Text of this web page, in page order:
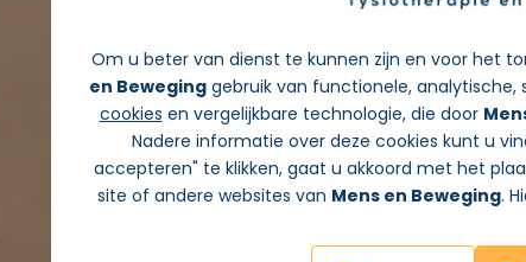
Om u beter van dienst te kunnen zijn en voor het
en Beweging gebruik van functionele,
cookies en vergelijkbare technologie, die door
Nadere informatie over deze cookies kunt u
accepteren" te klikken, gaat u akkoord met het
site of andere websites van Mens en Beweging.